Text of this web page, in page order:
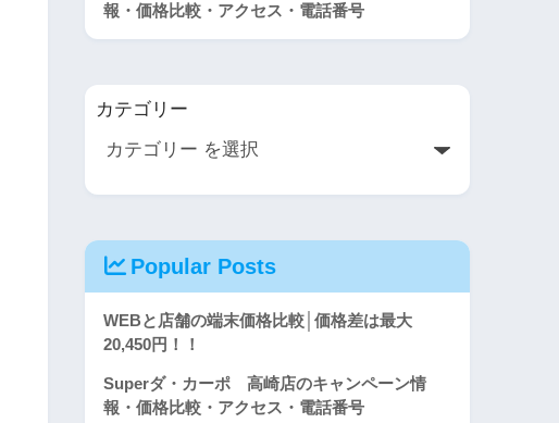
報・価格比較・アクセス・電話番号
カテゴリー
Popular Posts
WEBと店舗の端末価格比較│価格差は最大
20,450円！！
Superダ・カーポ 高崎店のキャンペーン情
報・価格比較・アクセス・電話番号